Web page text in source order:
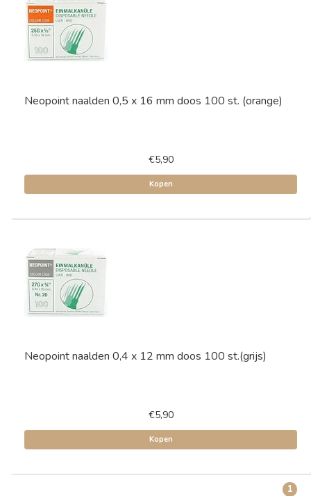
Neopoint naalden 0,5 x 16 mm doos 100 st. (orange)
€5,90
Kopen
Neopoint naalden 0,4 x 12 mm doos 100 st.(grijs)
€5,90
Kopen
1